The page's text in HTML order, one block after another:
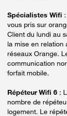
Spécialistes Wifi
vous pris sur
Client du lundi au
la mise en relation
réseaux Orange.
communication
forfait mobile.
Répéteur Wifi 6 :
nombre de
logement. Le